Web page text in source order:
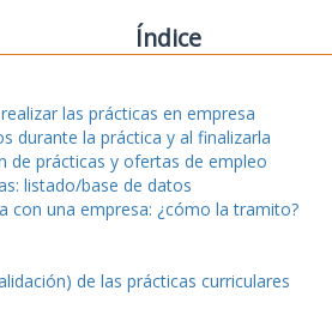
Índice
las prácticas en empresa
durante la práctica y al finalizarla
de prácticas y ofertas de empleo
listado/base de datos
con una empresa: ¿cómo la tramito?
de las prácticas curriculares